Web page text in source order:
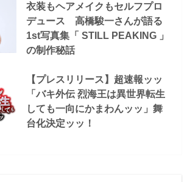
衣装もヘアメイクもセルフプロ
デュース 高橋駿一さんが語る
1st写真集「 STILL PEAKING 」
の制作秘話
【プレスリリース】超速報ッッ
「バキ外伝 烈海王は異世界転生
しても一向にかまわんッッ」舞
台化決定ッッ！